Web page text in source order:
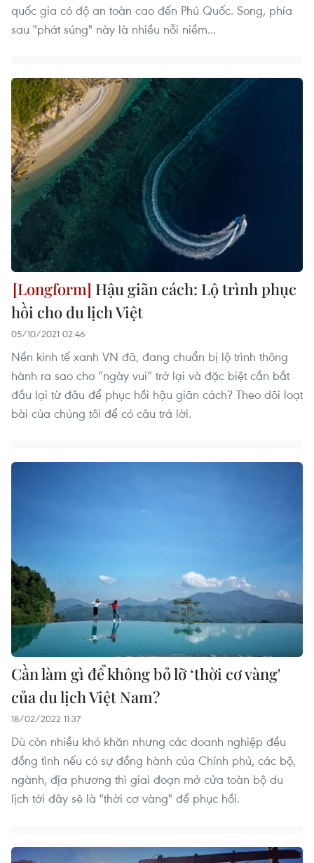
quốc gia có độ an toàn cao đến Phú Quốc. Song, phía
sau "phát súng" này là nhiều nỗi niềm...
Hậu giãn cách: Lộ trình phục
hồi cho du lịch Việt
05/10/2021 02:46
Nền kinh tế xanh VN đã, đang chuẩn bị lộ trình thông
hành ra sao cho “ngày vui” trở lại và đặc biệt cần bắt
đầu lại từ đâu để phục hồi hậu giãn cách? Theo dõi loạt
bài của chúng tôi để có câu trả lời.
Cần làm gì để không bỏ lỡ ‘thời cơ vàng'
của du lịch Việt Nam?
18/02/2022 11:37
Dù còn nhiều khó khăn nhưng các doanh nghiệp đều
đồng tình nếu có sự đồng hành của Chính phủ, các bộ,
ngành, địa phương thì giai đoạn mở cửa toàn bộ du
lịch tới đây sẽ là "thời cơ vàng" để phục hồi.